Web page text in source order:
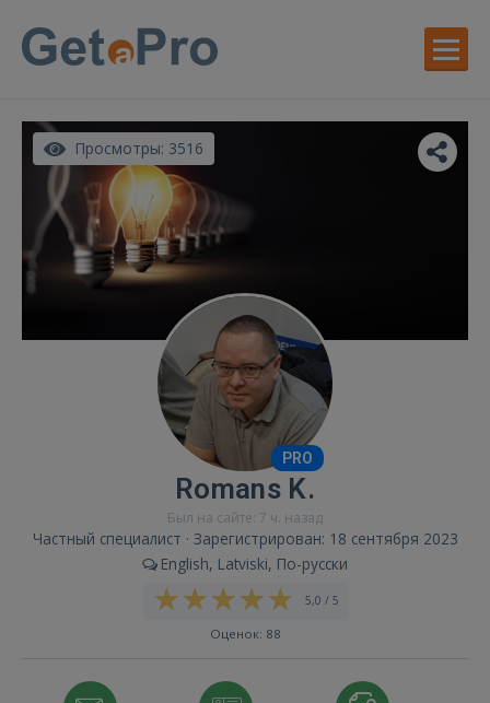
Просмотры: 3516
PRO
Romans K.
Был на сайте: 7 ч. назад
Частный специалист · Зарегистрирован: 18 сентября 2023
English, Latviski, По-русски
5,0 / 5
Оценок: 88